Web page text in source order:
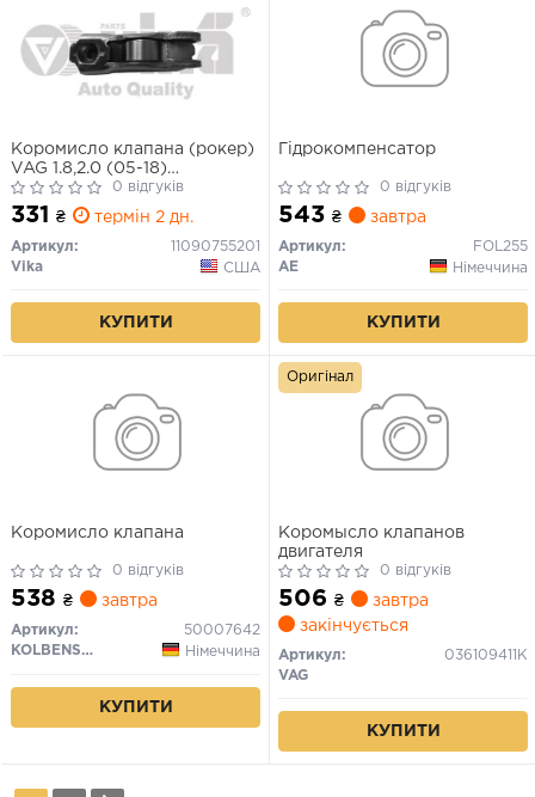
Коромисло клапана (рокер)
VAG 1.8,2.0 (05-18)
(11090755201) VIKA
0 відгуків
331 ₴ термін 2 дн.
Артикул:
11090755201
Vika
США
КУПИТИ
Гідрокомпенсатор
0 відгуків
543 ₴ завтра
Артикул:
FOL255
AE
Німеччина
КУПИТИ
Коромисло клапана
0 відгуків
538 ₴ завтра
Артикул:
50007642
KOLBENSCHMIDT
Німеччина
КУПИТИ
Коромысло клапанов
двигателя
0 відгуків
506 ₴
завтра
закінчується
Артикул:
036109411K
VAG
КУПИТИ
Оригінал